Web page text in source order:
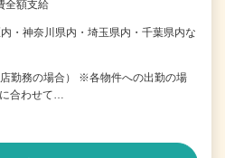
全額支給
・神奈川県内・埼玉県内・千葉県内な
勤務の場合） ※各物件への出勤の場
合わせて…